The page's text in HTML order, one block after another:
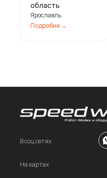
область
Ярославль
Подробне ㅤ→
В соц сетях
На картах